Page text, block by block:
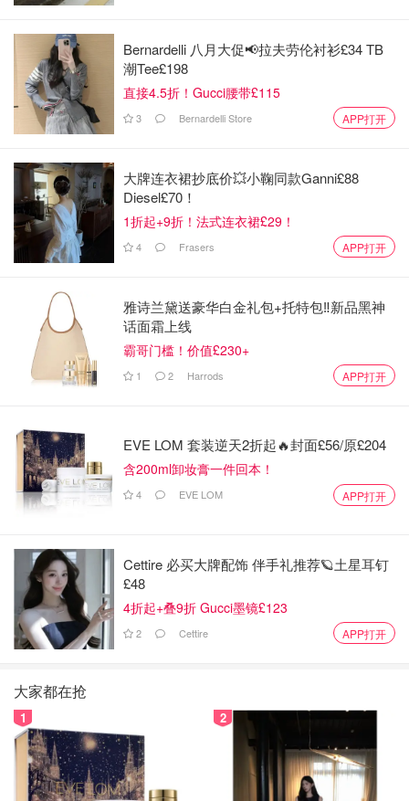
Bernardelli 八月大促📢拉夫劳伦衬衫£34 TB
潮Tee£198
直接4.5折！Gucci腰带£115
3 Bernardelli Store APP打开
大牌连衣裙抄底价💥小鞠同款Ganni£88
Diesel£70！
1折起+9折！法式连衣裙£29！
4 Frasers APP打开
雅诗兰黛送豪华白金礼包+托特包‼️新品黑神
话面霜上线
霸哥门槛！价值£230+
1 2 Harrods APP打开
EVE LOM 套装逆天2折起🔥封面£56/原£204
含200ml卸妆膏一件回本！
4 EVE LOM APP打开
Cettire 必买大牌配饰 伴手礼推荐🪐土星耳钉
£48
4折起+叠9折 Gucci墨镜£123
2 Cettire APP打开
大家都在抢
1 2